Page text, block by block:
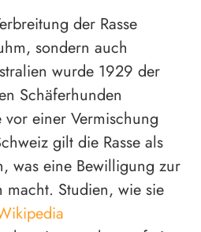
der Rasse
sondern auch
wurde 1929 der
Schäferhunden
einer Vermischung
gilt die Rasse als
was eine Bewilligung zur
Studien, wie sie